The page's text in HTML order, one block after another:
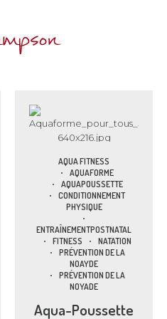
AQUA FITNESS
AQUAFORME
AQUAPOUSSETTE
CONDITIONNEMENT
PHYSIQUE
ENTRAÎNEMENTPOSTNATAL
FITNESS
NATATION
PRÉVENTION DE LA
NOAYDE
PRÉVENTION DE LA
NOYADE
Aqua-Poussette